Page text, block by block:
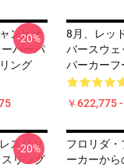
ンピオ
バーパ
ング
-20%
8月、レッ
バースウェ
パーカーフ
￥622,775
スリン
リング
-20%
フロリダ
ーカーか